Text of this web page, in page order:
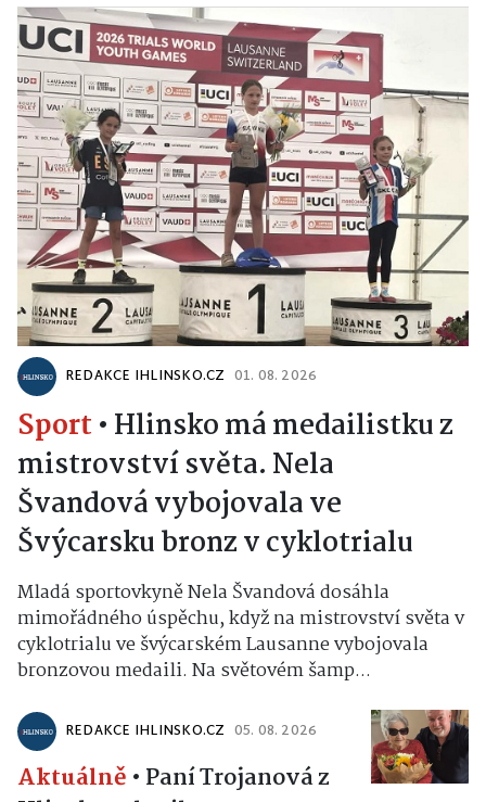
REDAKCE IHLINSKO.CZ 01. 08. 2026
Sport • Hlinsko má medailistku z
mistrovství světa. Nela
Švandová vybojovala ve
Švýcarsku bronz v cyklotrialu
Mladá sportovkyně Nela Švandová dosáhla
mimořádného úspěchu, když na mistrovství světa v
cyklotrialu ve švýcarském Lausanne vybojovala
bronzovou medaili. Na světovém šamp...
REDAKCE IHLINSKO.CZ 05. 08. 2026
Aktuálně • Paní Trojanová z